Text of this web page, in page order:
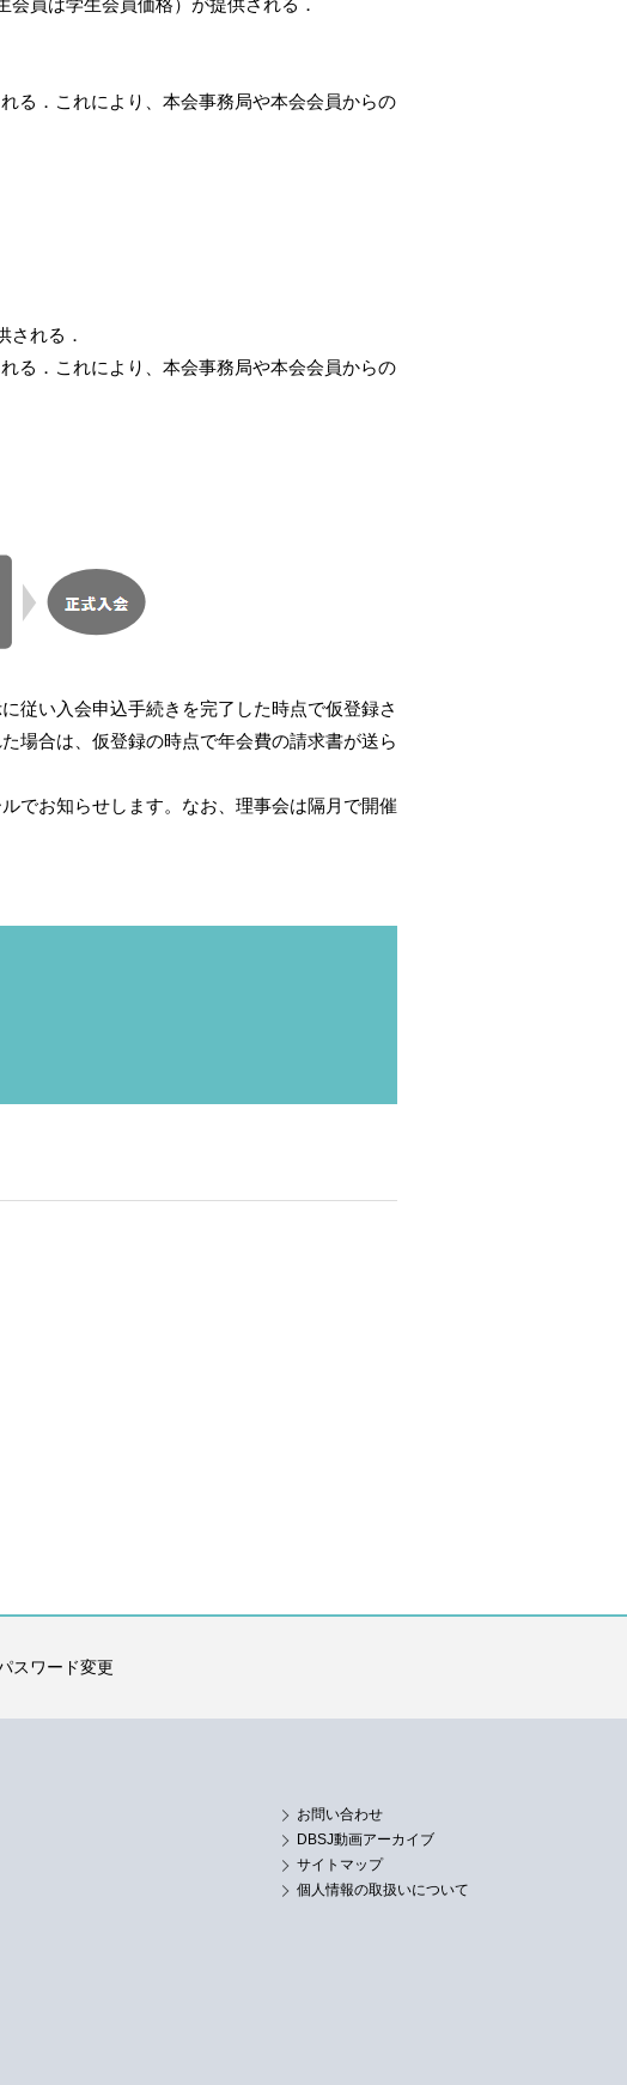
員は学生会員価格）が提供される．
る．これにより、本会事務局や本会会員からの
される．
る．これにより、本会事務局や本会会員からの
従い入会申込手続きを完了した時点で仮登録さ
場合は、仮登録の時点で年会費の請求書が送ら
でお知らせします。なお、理事会は隔月で開催
スワード変更
お問い合わせ
DBSJ動画アーカイブ
サイトマップ
個人情報の取扱いについて